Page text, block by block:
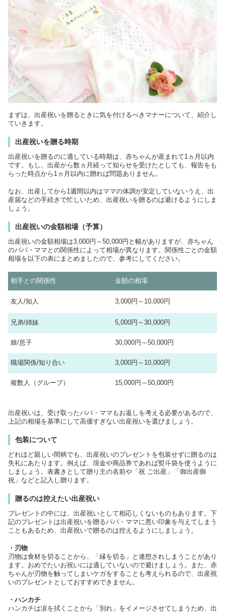
まずは、出産祝いを贈るときに気を付けるべきマナーについて、紹介し
ていきます。
出産祝いを贈る時期
出産祝いを贈るのに適している時期は、赤ちゃんが産まれて1ヵ月以内
です。もし、出産から数ヵ月経って知らせを受けたとしても、報告をも
らった時点から1ヵ月以内に贈れば問題ありません。
なお、出産してから1週間以内はママの体調が安定していないうえ、出
産届などの手続きで忙しいため、出産祝いを贈るのは避けるようにしま
しょう。
出産祝いの金額相場（予算）
出産祝いの金額相場は3,000円～50,000円と幅がありますが、赤ちゃん
のパパ・ママとの関係性によって相場が異なります。関係性ごとの金額
相場を以下の表にまとめましたので、参考にしてください。
相手との関係性 金額の相場
友人/知人 3,000円～10,000円
兄弟/姉妹 5,000円～30,000円
娘/息子 30,000円～50,000円
職場関係/知り合い 3,000円～10,000円
複数人（グループ） 15,000円～50,000円
出産祝いは、受け取ったパパ・ママもお返しを考える必要があるので、
上記の相場を基準にして高価すぎない出産祝いを選びましょう。
包装について
どれほど親しい間柄でも、出産祝いのプレゼントを包装せずに贈るのは
失礼にあたります。例えば、現金や商品券であれば熨斗袋を使うように
しましょう。表書きとして贈り主の名前や「祝 ご出産」「御出産御
祝」などと記入し贈ります。
贈るのは控えたい出産祝い
プレゼントの中には、出産祝いとして相応しくないものもあります。下
記のプレゼントは出産祝いを贈るパパ・ママに悪い印象を与えてしまう
こともあるため、出産祝いで贈るのは控えるようにしましょう。
・刃物
刃物は食材を切ることから、「縁を切る」と連想されしまうことがあり
ます。おめでたいお祝いには適していないので避けましょう。また、赤
ちゃんが刃物を触ってしまいケガをすることも考えられるので、出産祝
いのプレゼントとしておすすめできません。
・ハンカチ
ハンカチは涙を拭くことから「別れ」をイメージさせてしまうため、出